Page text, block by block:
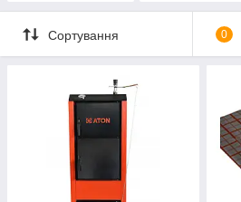
Сортування 0